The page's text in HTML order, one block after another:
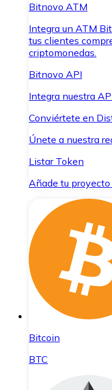
Bitnovo ATM
Integra un ATM
tus clientes
criptomonedas.
Bitnovo API
Integra nuestra
Conviértete en
Únete a nuestra
Listar Token
Añade tu
Bitcoin
BTC